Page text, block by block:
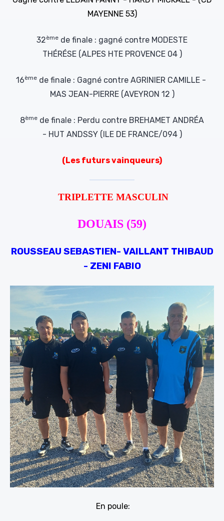
MAYENNE 53)
32
de finale : gagné contre MODESTE
THÉRÉSE (ALPES HTE PROVENCE 04 )
16
de finale : Gagné contre AGRINIER CAMILLE -
MAS JEAN-PIERRE (AVEYRON 12 )
8
de finale : Perdu contre BREHAMET ANDRÉA
- HUT ANDSSY (ILE DE FRANCE/094 )
(Les futurs vainqueurs)
TRIPLETTE MASCULIN
DOUAIS (59)
ROUSSEAU SEBASTIEN- VAILLANT THIBAUD
- ZENI FABIO